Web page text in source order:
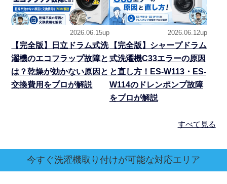
2026.06.15up
【完全版】日立ドラム式洗
濯機のエコフラップ故障と
は？乾燥が効かない原因と
交換費用をプロが解説
2026.06.12up
【完全版】シャープドラム
式洗濯機C33エラーの原因
と直し方！ES-W113・ES-
W114のドレンポンプ故障
をプロが解説
すべて見る
今すぐ洗濯機取り付けが可能な対応エリア